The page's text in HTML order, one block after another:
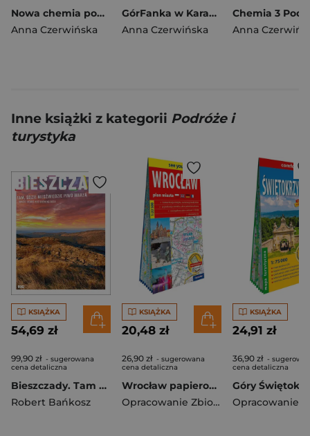
Nowa chemia podręcznik 3 liceum i technikum zakres rozszerzony EDYCJA 2024
Anna Czerwińska
GórFanka w Karakorum 1979-1986 wyd. 2024
Anna Czerwińska
Anna
Inne książki z kategorii Podróże i
turystyka
KSIĄŻKA
54,69 zł
99,90 zł - sugerowana
cena detaliczna
Bieszczady. Tam gdzie niedźwiedzie piwo warzą
Robert Bańkosz
KSIĄŻKA
20,48 zł
26,90 zł - sugerowana
cena detaliczna
Wrocław papierowy plan miasta 1:22 500
Opracowanie Zbiorowe
KSIĄŻKA
24,91 zł
36,90 zł -
cena detaliczna